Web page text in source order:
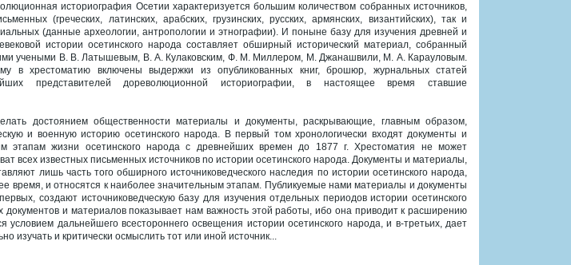
историография Осетии характеризуется большим количеством собранных источников,
(греческих, латинских, арабских, грузинских, русских, армянских, византийских), так и
(данные археологии, антропологии и этнографии). И поныне базу для изучения древней и
истории осетинского народа составляет обширный исторический материал, собранный
учеными В. В. Латышевым, В. А. Кулаковским, Ф. М. Миллером, М. Джанашвили, М. А. Карауловым.
в хрестоматию включены выдержки из опубликованных книг, брошюр, журнальных статей
представителей дореволюционной историографии, в настоящее время ставшие
достоянием общественности материалы и документы, раскрывающие, главным образом,
и военную историю осетинского народа. В первый том хронологически входят документы и
этапам жизни осетинского народа с древнейших времен до 1877 г. Хрестоматия не может
всех известных письменных источников no истории осетинского народа. Документы и материалы,
лишь часть того обширного источниковедческого наследия по истории осетинского народа,
время, и относятся к наиболее значительным этапам. Публикуемые нами материалы и документы
создают источниковедческую базу для изучения отдельных периодов истории осетинского
документов и материалов показывает нам важность этой работы, ибо она приводит к расширению
условием дальнейшего всестороннего освещения истории осетинского народа, и в-третьих, дает
изучать и критически осмыслить тот или иной источник...